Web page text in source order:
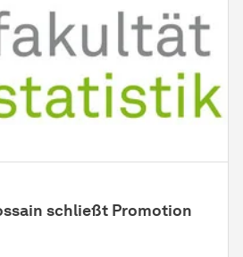
schließt Promotion